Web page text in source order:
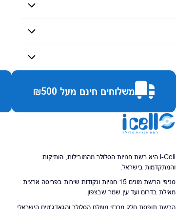
משלוחים חינם מעל ₪500
i-Cell היא רשת חנויות הסלולר מהמובילות, הותיקות
והמתקדמות בישראל.
סניפי הרשת מונים 15 חנויות ונקודות שירות בפריסה ארצית
מאילת בדרום ועד עין שמר שבצפון.
הרשת תופסת חלק מרכזי מעולם הסלולר והגאדג'טים הישראלי.